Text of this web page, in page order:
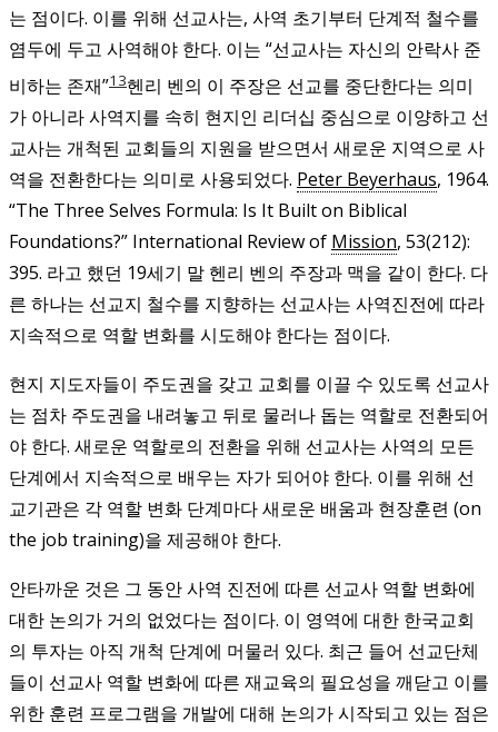
는 점이다. 이를 위해 선교사는, 사역 초기부터 단계적 철수를
염두에 두고 사역해야 한다. 이는 “선교사는 자신의 안락사 준
비하는 존재”13헨리 벤의 이 주장은 선교를 중단한다는 의미
가 아니라 사역지를 속히 현지인 리더십 중심으로 이양하고 선
교사는 개척된 교회들의 지원을 받으면서 새로운 지역으로 사
역을 전환한다는 의미로 사용되었다. Peter Beyerhaus, 1964.
“The Three Selves Formula: Is It Built on Biblical
Foundations?” International Review of Mission, 53(212):
395. 라고 했던 19세기 말 헨리 벤의 주장과 맥을 같이 한다. 다
른 하나는 선교지 철수를 지향하는 선교사는 사역진전에 따라
지속적으로 역할 변화를 시도해야 한다는 점이다.
현지 지도자들이 주도권을 갖고 교회를 이끌 수 있도록 선교사
는 점차 주도권을 내려놓고 뒤로 물러나 돕는 역할로 전환되어
야 한다. 새로운 역할로의 전환을 위해 선교사는 사역의 모든
단계에서 지속적으로 배우는 자가 되어야 한다. 이를 위해 선
교기관은 각 역할 변화 단계마다 새로운 배움과 현장훈련 (on
the job training)을 제공해야 한다.
안타까운 것은 그 동안 사역 진전에 따른 선교사 역할 변화에
대한 논의가 거의 없었다는 점이다. 이 영역에 대한 한국교회
의 투자는 아직 개척 단계에 머물러 있다. 최근 들어 선교단체
들이 선교사 역할 변화에 따른 재교육의 필요성을 깨닫고 이를
위한 훈련 프로그램을 개발에 대해 논의가 시작되고 있는 점은